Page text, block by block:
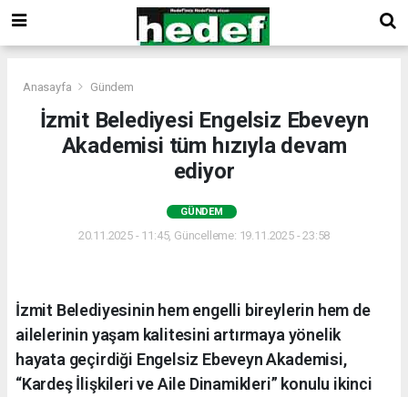
Anasayfa Gündem
İzmit Belediyesi Engelsiz Ebeveyn
Akademisi tüm hızıyla devam
ediyor
GÜNDEM
20.11.2025 - 11:45, Güncelleme: 19.11.2025 - 23:58
İzmit Belediyesinin hem engelli bireylerin hem de
ailelerinin yaşam kalitesini artırmaya yönelik
hayata geçirdiği Engelsiz Ebeveyn Akademisi,
“Kardeş İlişkileri ve Aile Dinamikleri” konulu ikinci